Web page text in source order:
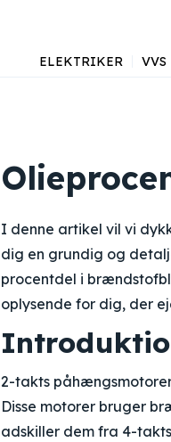
ELEKTRIKER VVS
I denne artikel vil vi
dig en grundig og
procentdel i
oplysende for dig, der
2-takts
Disse motorer bruger
adskiller dem fra 4-